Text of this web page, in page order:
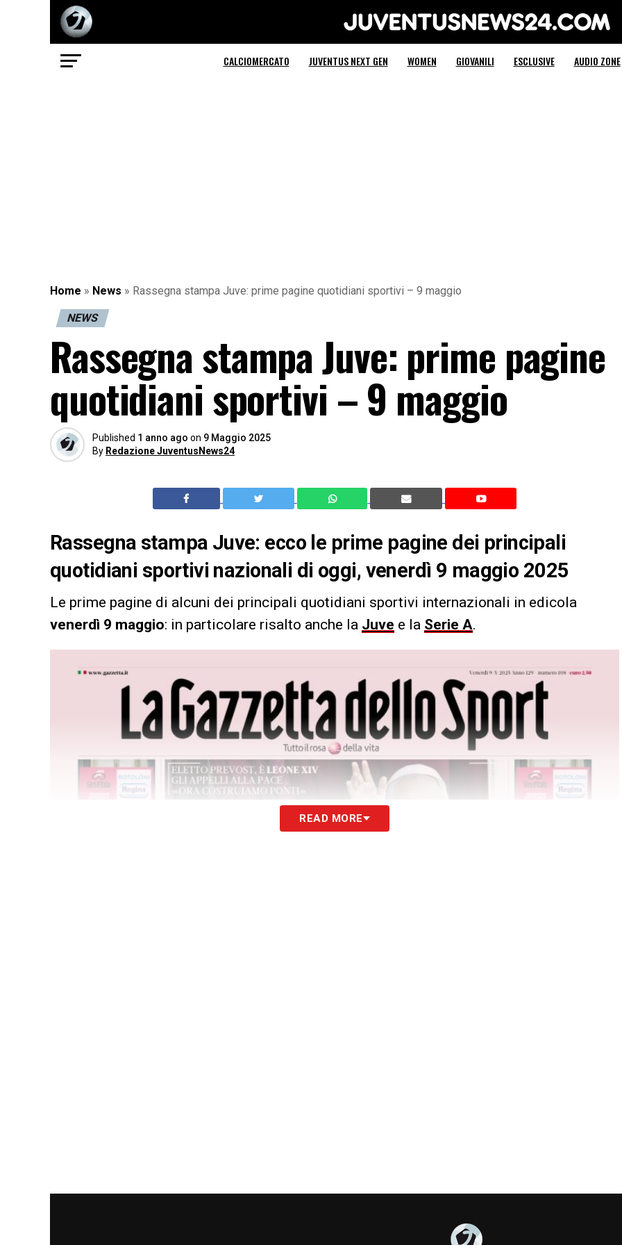
Juventus News 24
CALCIOMERCATO JUVENTUS NEXT GEN WOMEN GIOVANILI ESCLUSIVE AUDIO ZONE
Home » News » Rassegna stampa Juve: prime pagine quotidiani sportivi – 9 maggio
NEWS
Rassegna stampa Juve: prime pagine
quotidiani sportivi – 9 maggio
Published 1 anno ago on 9 Maggio 2025
By Redazione JuventusNews24
Rassegna stampa Juve: ecco le prime pagine dei principali
quotidiani sportivi nazionali di oggi, venerdì 9 maggio 2025
Le prime pagine di alcuni dei principali quotidiani sportivi internazionali in edicola
venerdì 9 maggio: in particolare risalto anche la Juve e la Serie A.
READ MORE